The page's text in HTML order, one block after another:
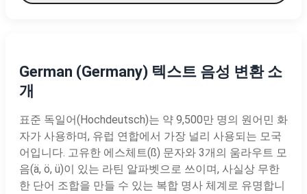
German (Germany) 텍스트 음성 변환 소
개
표준 독일어(Hochdeutsch)는 약 9,500만 명의 원어민 화
자가 사용하며, 유럽 연합에서 가장 널리 사용되는 모국
어입니다. 고유한 에스체트(ß) 문자와 3개의 움라우트 모
음(ä, ö, ü)이 있는 라틴 알파벳으로 쓰이며, 사실상 무한
한 단어 조합을 만들 수 있는 복합 명사 체계로 유명합니